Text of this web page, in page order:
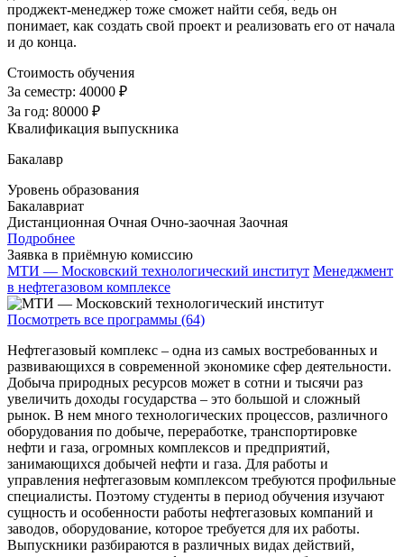
проджект-менеджер тоже сможет найти себя, ведь он
понимает, как создать свой проект и реализовать его от начала
и до конца.
Стоимость обучения
За семестр: 40000 ₽
За год: 80000 ₽
Квалификация выпускника
Бакалавр
Уровень образования
Бакалавриат
Дистанционная Очная Очно-заочная Заочная
Подробнее
Заявка в приёмную комиссию
МТИ — Московский технологический институт Менеджмент
в нефтегазовом комплексе
Посмотреть все программы (64)
Нефтегазовый комплекс – одна из самых востребованных и
развивающихся в современной экономике сфер деятельности.
Добыча природных ресурсов может в сотни и тысячи раз
увеличить доходы государства – это большой и сложный
рынок. В нем много технологических процессов, различного
оборудования по добыче, переработке, транспортировке
нефти и газа, огромных комплексов и предприятий,
занимающихся добычей нефти и газа. Для работы и
управления нефтегазовым комплексом требуются профильные
специалисты. Поэтому студенты в период обучения изучают
сущность и особенности работы нефтегазовых компаний и
заводов, оборудование, которое требуется для их работы.
Выпускники разбираются в различных видах действий,